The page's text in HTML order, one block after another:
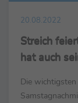
20.08.2022
Streich
hat auch
Die